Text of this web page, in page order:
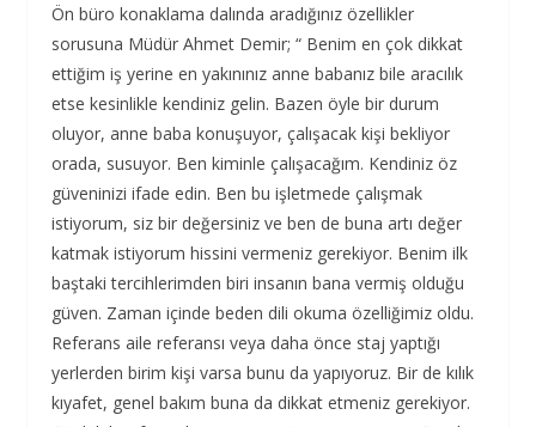
Ön büro konaklama dalında aradığınız özellikler
sorusuna Müdür Ahmet Demir; “ Benim en çok dikkat
ettiğim iş yerine en yakınınız anne babanız bile aracılık
etse kesinlikle kendiniz gelin. Bazen öyle bir durum
oluyor, anne baba konuşuyor, çalışacak kişi bekliyor
orada, susuyor. Ben kiminle çalışacağım. Kendiniz öz
güveninizi ifade edin. Ben bu işletmede çalışmak
istiyorum, siz bir değersiniz ve ben de buna artı değer
katmak istiyorum hissini vermeniz gerekiyor. Benim ilk
baştaki tercihlerimden biri insanın bana vermiş olduğu
güven. Zaman içinde beden dili okuma özelliğimiz oldu.
Referans aile referansı veya daha önce staj yaptığı
yerlerden birim kişi varsa bunu da yapıyoruz. Bir de kılık
kıyafet, genel bakım buna da dikkat etmeniz gerekiyor.